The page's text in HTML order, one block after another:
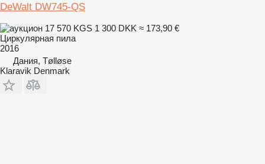
DeWalt DW745-QS
17 570 KGS 1 300 DKK ≈ 173,90 €
Циркулярная пила
2016
Дания, Tølløse
Klaravik Denmark